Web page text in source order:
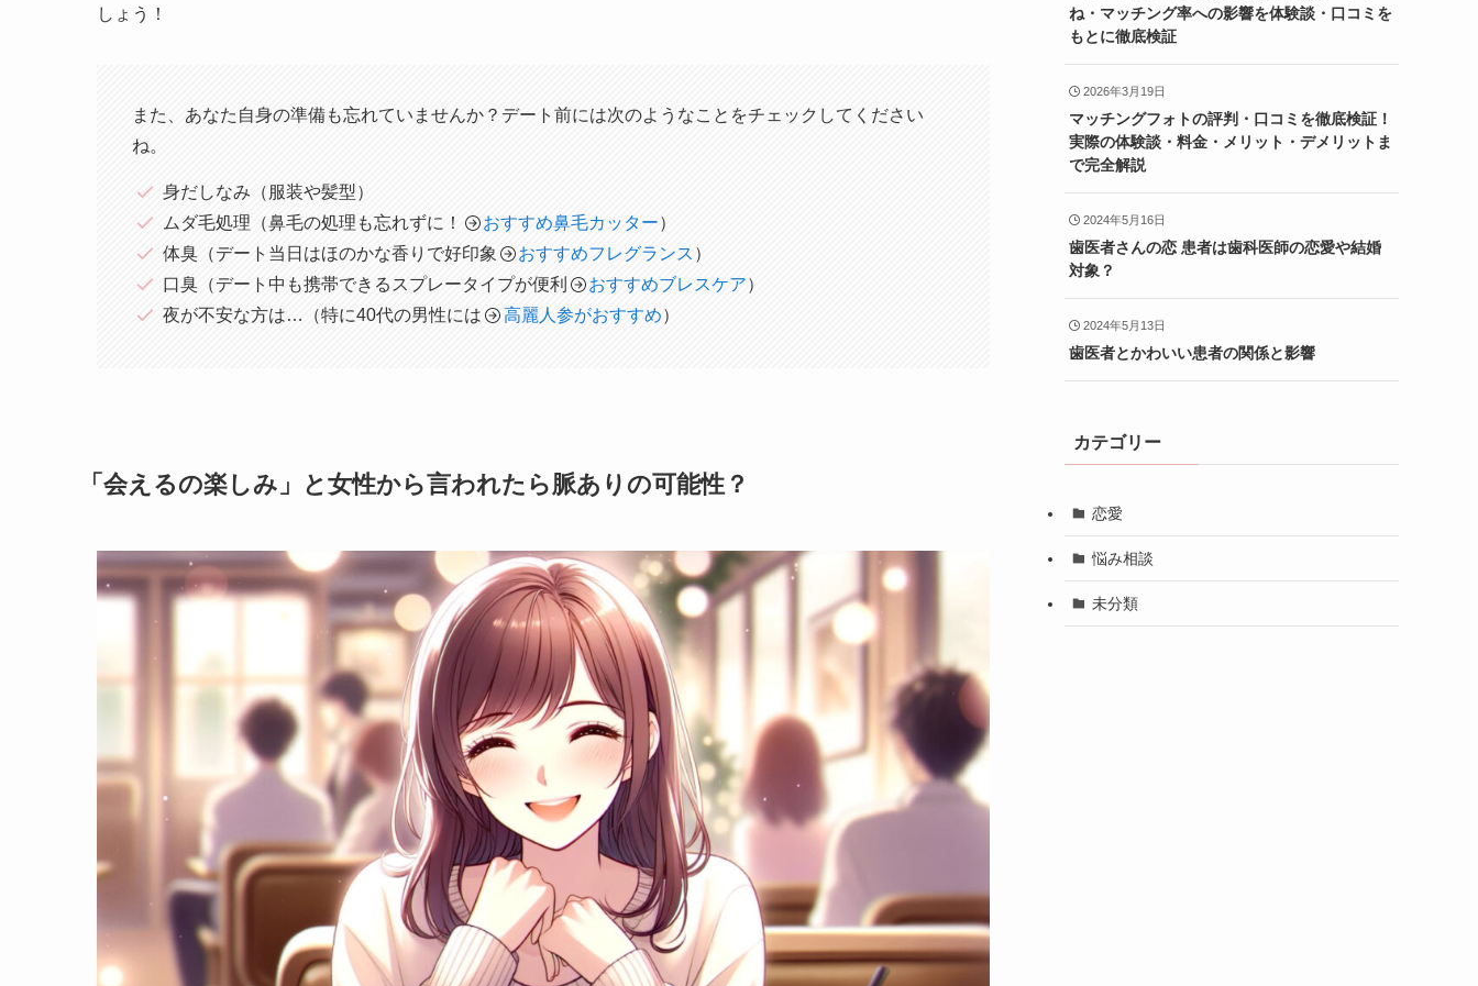
しょう！
また、あなた自身の準備も忘れていませんか？デート前には次のようなことをチェックしてください
ね。
身だしなみ（服装や髪型）
ムダ毛処理（鼻毛の処理も忘れずに！
おすすめ鼻毛カッター）
体臭（デート当日はほのかな香りで好印象
おすすめフレグランス ）
口臭（デート中も携帯できるスプレータイプが便利
おすすめブレスケア）
夜が不安な方は…（特に40代の男性には
高麗人参がおすすめ）
「会えるの楽しみ」と女性から言われたら脈ありの可能性？
ね・マッチング率への影響を体験談・口コミを
もとに徹底検証
2026年3月19日
マッチングフォトの評判・口コミを徹底検証！
実際の体験談・料金・メリット・デメリットま
で完全解説
2024年5月16日
歯医者さんの恋 患者は歯科医師の恋愛や結婚
対象？
2024年5月13日
歯医者とかわいい患者の関係と影響
カテゴリー
恋愛
悩み相談
未分類